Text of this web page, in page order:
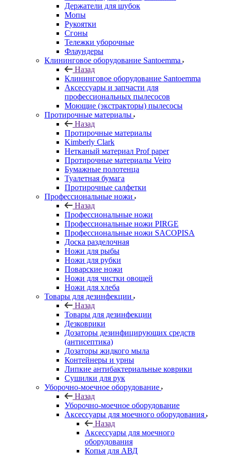
Держатели для шубок
Мопы
Рукоятки
Сгоны
Тележки уборочные
Флаундеры
Клининговое оборудование Santoemma
Назад
Клининговое оборудование Santoemma
Аксессуары и запчасти для
профессиональных пылесосов
Моющие (экстракторы) пылесосы
Протирочные материалы
Назад
Протирочные материалы
Kimberly Clark
Нетканый материал Prof paper
Протирочные материалы Veiro
Бумажные полотенца
Туалетная бумага
Протирочные салфетки
Профессиональные ножи
Назад
Профессиональные ножи
Профессиональные ножи PIRGE
Профессиональные ножи SACOPISA
Доска разделочная
Ножи для рыбы
Ножи для рубки
Поварские ножи
Ножи для чистки овощей
Ножи для хлеба
Товары для дезинфекции
Назад
Товары для дезинфекции
Дезковрики
Дозаторы дезинфицирующих средств
(антисептика)
Дозаторы жидкого мыла
Контейнеры и урны
Липкие антибактериальные коврики
Сушилки для рук
Уборочно-моечное оборудование
Назад
Уборочно-моечное оборудование
Аксессуары для моечного оборудования
Назад
Аксессуары для моечного
оборудования
Копья для АВД